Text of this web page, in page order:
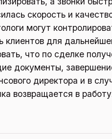
скорость и
могут
клиентов для
что по сделке
документы,
директора и в
возвращается в